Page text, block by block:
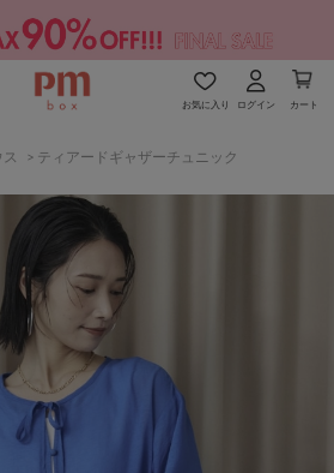
お気に入り ログイン カート
ス > ティアードギャザーチュニック